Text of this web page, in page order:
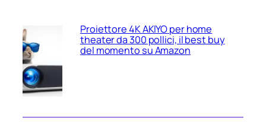
Proiettore 4K AKIYO per home
theater da 300 pollici, il best buy
del momento su Amazon